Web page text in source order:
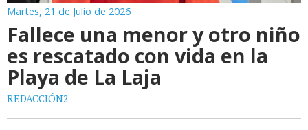
Martes, 21 de Julio de 2026
Fallece una menor y otro niño
es rescatado con vida en la
Playa de La Laja
REDACCIÓN2